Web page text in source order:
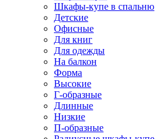
Шкафы-купе в спальню
Детские
Офисные
Для книг
Для одежды
На балкон
Форма
Высокие
Г-образные
Длинные
Низкие
П-образные